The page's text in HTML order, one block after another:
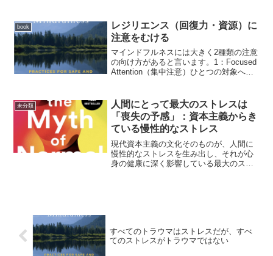
属・つながり）誰かと結びつき、共同
体...
book
レジリエンス（回復力・資源）に
注意をむける
マインドフルネスには大きく2種類の注意
の向け方があると言います。1：Focused
Attention（集中注意）ひとつの対象へ注
2：Open Monitoring（オ...
未分類
人間にとって最大のストレスは
「喪失の予感」：資本主義からき
ている慢性的なストレス
現代資本主義の文化そのものが、人間に
慢性的なストレスを生み出し、それが心
身の健康に深く影響している最大のスト
すべてのトラウマはストレスだが、すべ
てのストレスがトラウマではない